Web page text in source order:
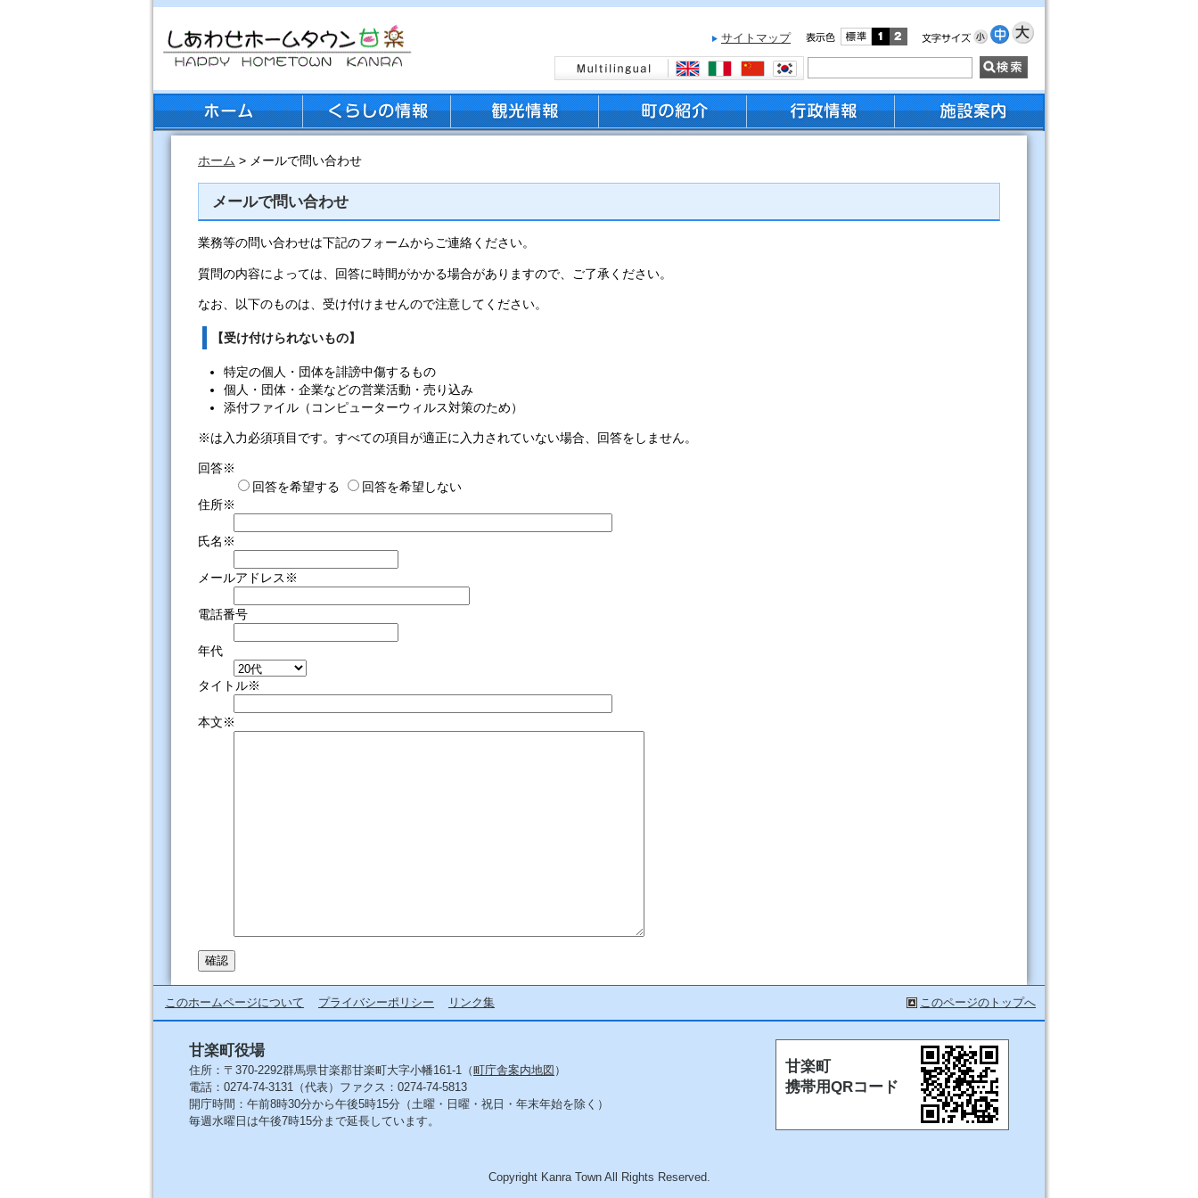
サイトマップ
ホーム > メールで問い合わせ
メールで問い合わせ
業務等の問い合わせは下記のフォームからご連絡ください。
質問の内容によっては、回答に時間がかかる場合がありますので、ご了承ください。
なお、以下のものは、受け付けませんので注意してください。
【受け付けられないもの】
特定の個人・団体を誹謗中傷するもの
個人・団体・企業などの営業活動・売り込み
添付ファイル（コンピューターウィルス対策のため）
※は入力必須項目です。すべての項目が適正に入力されていない場合、回答をしません。
回答※
回答を希望する
回答を希望しない
住所※
氏名※
メールアドレス※
電話番号
年代
タイトル※
本文※
このページのトップへ
このホームページについて プライバシーポリシー リンク集
甘楽町役場
住所：〒370-2292群馬県甘楽郡甘楽町大字小幡161-1（町庁舎案内地図 ）
電話：0274-74-3131（代表）ファクス：0274-74-5813
開庁時間：午前8時30分から午後5時15分（土曜・日曜・祝日・年末年始を除く）
毎週水曜日は午後7時15分まで延長しています。
甘楽町
携帯用QRコード
Copyright Kanra Town All Rights Reserved.